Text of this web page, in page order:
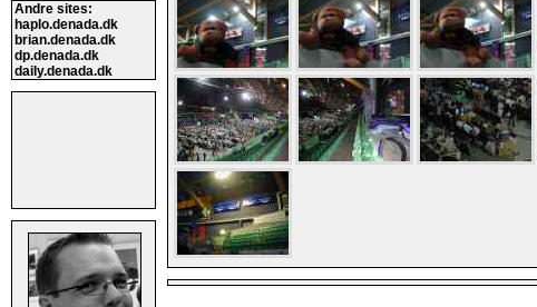
Andre sites:
haplo.denada.dk
brian.denada.dk
dp.denada.dk
daily.denada.dk